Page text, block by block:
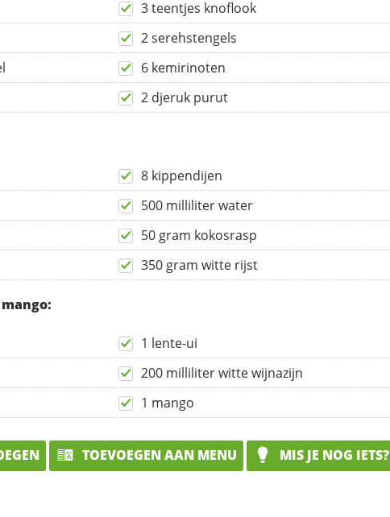
3 teentjes knoflook
2 serehstengels
6 kemirinoten
2 djeruk purut
8 kippendijen
500 milliliter water
50 gram kokosrasp
350 gram witte rijst
1 lente-ui
200 milliliter witte wijnazijn
1 mango
TOEVOEGEN AAN MENU
MIS JE NOG IETS?